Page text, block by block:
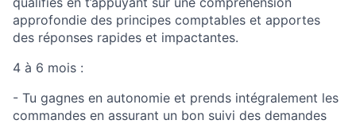
approfondie des principes comptables et apportes
des réponses rapides et impactantes.
4 à 6 mois :
- Tu gagnes en autonomie et prends intégralement les
commandes en assurant un bon suivi des demandes